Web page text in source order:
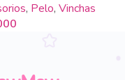
, Pelo, Vinchas